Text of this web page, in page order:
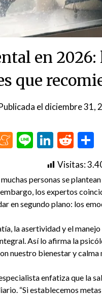
en
que
el diciembre 31,
Meneame
Line
Visitas:
personas se
los expertos
en segundo plano: los
la asertividad y el
Así lo afirma la
nuestro bienestar y
enfatiza que la
“Si establecemos